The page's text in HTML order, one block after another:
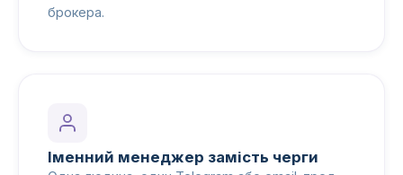
брокера.
Іменний менеджер замість черги